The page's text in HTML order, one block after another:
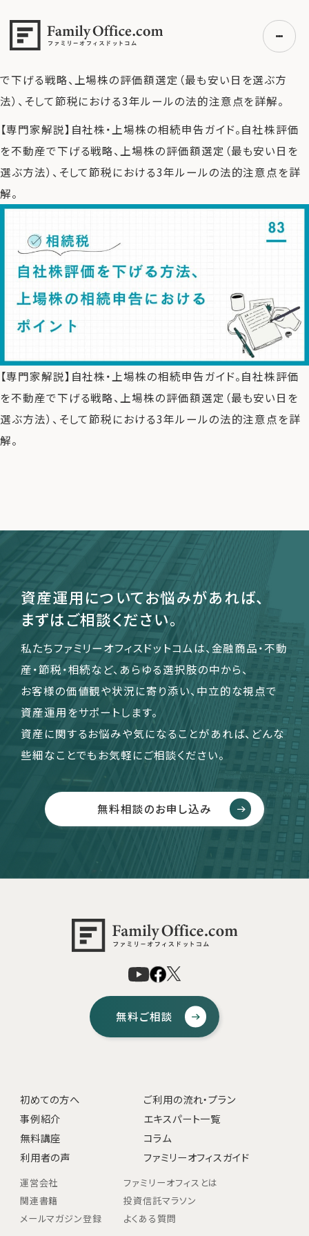
初めての方へ
ご利用の流れ・プラン
事例紹介
エキスパート一覧
無料講座
コラム
利用者の声
無料ご相談 ログイン
運営会社
ファミリーオフィスとは
関連書籍
メールマガジン登録
を下げる方法、上場株の相続申告におけるポイント
>【専門家
で下げる戦略、上場株の評価額選定（最も安い日を選ぶ方
法）、そして節税における3年ルールの法的注意点を詳解。
【専門家解説】自社株・上場株の相続申告ガイド。自社株評価
を不動産で下げる戦略、上場株の評価額選定（最も安い日を
選ぶ方法）、そして節税における3年ルールの法的注意点を詳
解。
【専門家解説】自社株・上場株の相続申告ガイド。自社株評価
を不動産で下げる戦略、上場株の評価額選定（最も安い日を
選ぶ方法）、そして節税における3年ルールの法的注意点を詳
解。
資産運用についてお悩みがあれば、
まずはご相談ください。
私たちファミリーオフィスドットコムは、金融商品・不動
産・節税・相続など、あらゆる選択肢の中から、
お客様の価値観や状況に寄り添い、中立的な視点で
資産運用をサポートします。
資産に関するお悩みや気になることがあれば、どんな
些細なことでもお気軽にご相談ください。
無料相談のお申し込み
無料ご相談
初めての方へ
ご利用の流れ・プラン
事例紹介
エキスパート一覧
無料講座
コラム
利用者の声
ファミリーオフィスガイド
運営会社
ファミリーオフィスとは
関連書籍
投資信託マラソン
メールマガジン登録
よくある質問